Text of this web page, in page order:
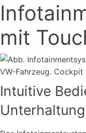
mit
Intuitive
Unterhaltung